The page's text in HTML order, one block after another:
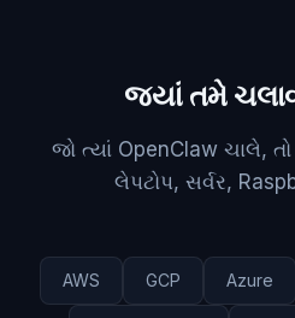
જ્યાં તમે
જો ત્યાં OpenClaw ચાલે,
લેપટોપ, સર્વર,
AWS GCP Azure